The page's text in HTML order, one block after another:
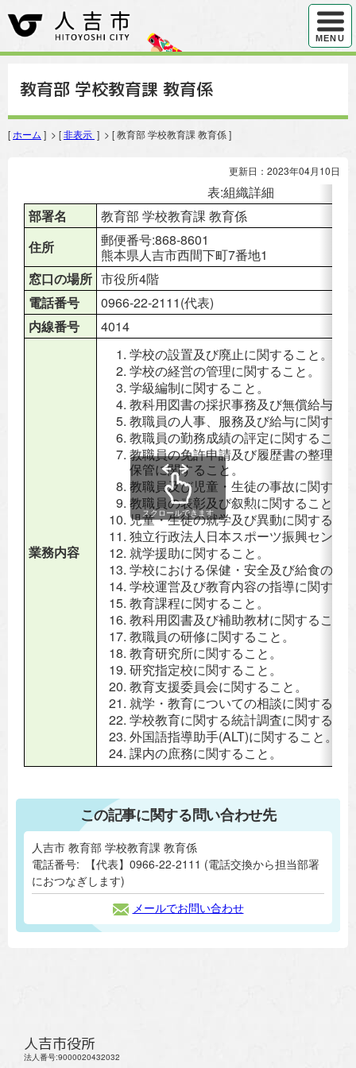
ハンバ
MENU
教育部 学校教育課 教育係
[ ホーム ] > [非表示 ] > [ 教育部 学校教育課 教育係 ]
更新日：2023年04月10日
表:組織詳細
部署名
教育部 学校教育課 教育係
住所
郵便番号:868-8601
熊本県人吉市西間下町7番地1
窓口の場所 市役所4階
電話番号
0966-22-2111(代表)
内線番号
4014
業務内容
学校の設置及び廃止に関すること。
学校の経営の管理に関すること。
学級編制に関すること。
教科用図書の採択事務及び無償給与事
教職員の人事、服務及び給与に関する
教職員の勤務成績の評定に関すること
教職員の免許申請及び履歴書の整理・
保管に関すること。
教職員及び児童・生徒の事故に関する
教職員の表彰及び叙勲に関すること。
児童・生徒の就学及び異動に関するこ
独立行政法人日本スポーツ振興センタ
就学援助に関すること。
学校における保健・安全及び給食の指
学校運営及び教育内容の指導に関する
教育課程に関すること。
教科用図書及び補助教材に関すること
教職員の研修に関すること。
教育研究所に関すること。
研究指定校に関すること。
教育支援委員会に関すること。
就学・教育についての相談に関するこ
学校教育に関する統計調査に関するこ
外国語指導助手(ALT)に関すること。
課内の庶務に関すること。
スクロールできます
この記事に関する問い合わせ先
人吉市 教育部 学校教育課 教育係
電話番号:
【代表】0966-22-2111 (電話交換から担当部署
におつなぎします)
メールでお問い合わせ
人吉市役所
法人番号:9000020432032